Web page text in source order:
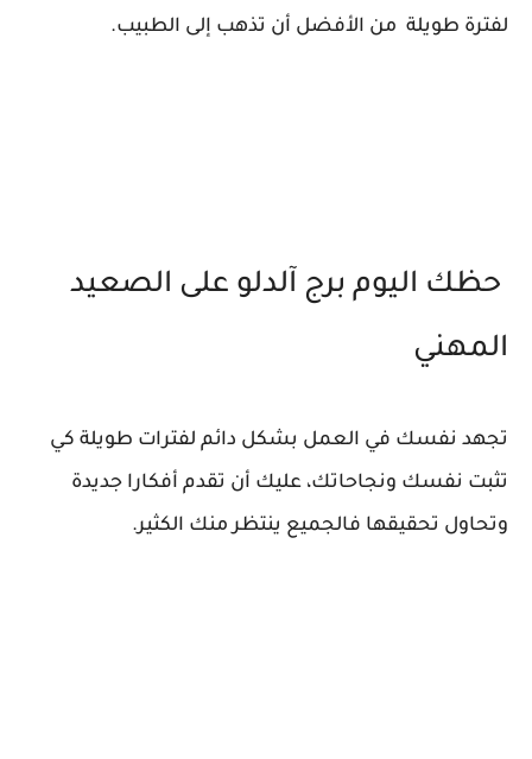
لفترة طويلة من الأفضل أن تذهب إلى الطبيب.
حظك اليوم برج آلدلو على الصعيد
المهني
تجهد نفسك في العمل بشكل دائم لفترات طويلة كي
تثبت نفسك ونجاحاتك، عليك أن تقدم أفكارا جديدة
وتحاول تحقيقها فالجميع ينتظر منك الكثير.